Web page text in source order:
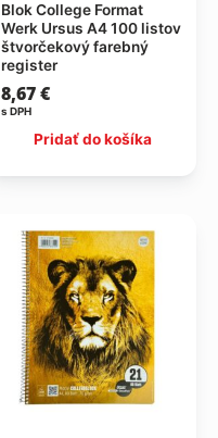
Blok College Format
Werk Ursus A4 100 listov
štvorčekový farebný
register
8,67€
s DPH
Pridať do košíka